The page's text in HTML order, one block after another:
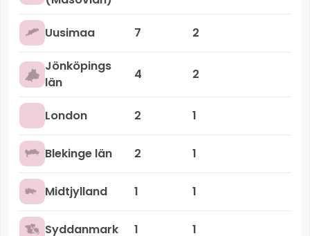
Uusimaa 7 2
Jönköpings
län
4 2
London 2 1
Blekinge län 2 1
Midtjylland 1 1
Syddanmark 1 1